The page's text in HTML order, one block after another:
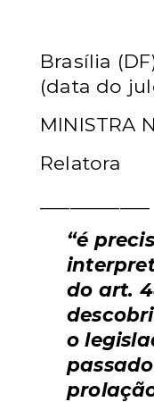
Brasília
(data do
MINISTRA
Relatora
“é
do art.
o